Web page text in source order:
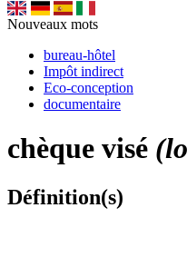
Nouveaux mots
bureau-hôtel
Impôt indirect
Eco-conception
documentaire
chèque visé
Définition(s)